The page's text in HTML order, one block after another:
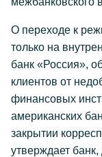
О переходе к
только на
банк «Россия»,
клиентов от
финансовых
американских
закрытии
утверждает